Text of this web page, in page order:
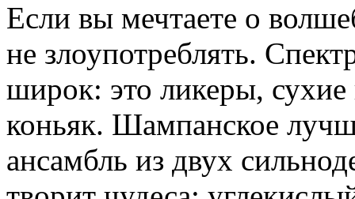
Если вы мечтаете о
не злоупотреблять.
широк: это ликеры,
коньяк. Шампанское
ансамбль из двух